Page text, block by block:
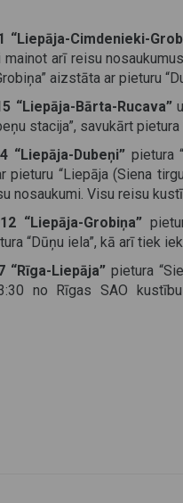
“Liepāja-Cimdenieki-
arī reisu
aizstāta ar pieturu
“Liepāja-Bārta-Rucava”
stacija”, savukārt
“Liepāja-Dubeņi” pietura
“Liepāja (Siena
nosaukumi. Visu reisu
“Liepāja-Grobiņa”
“Dūņu iela”, kā arī tiek
“Rīga-Liepāja”pietura
no Rīgas SAO